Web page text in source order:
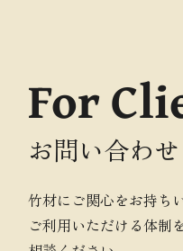
For
お問い合わせ
竹材にご関心をお持ち
ご利用いただける体制